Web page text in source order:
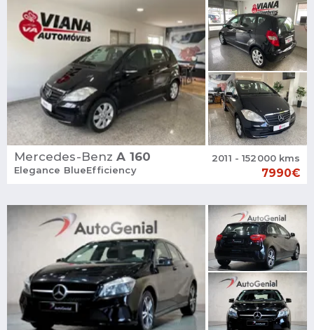
Mercedes-Benz A 160
Elegance BlueEfficiency
2011 - 152000 kms
7990€